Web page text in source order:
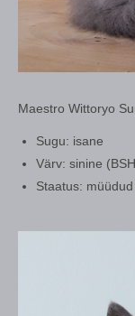
Maestro Wittoryo
Sugu: isane
Värv: sinine
Staatus: müüdud